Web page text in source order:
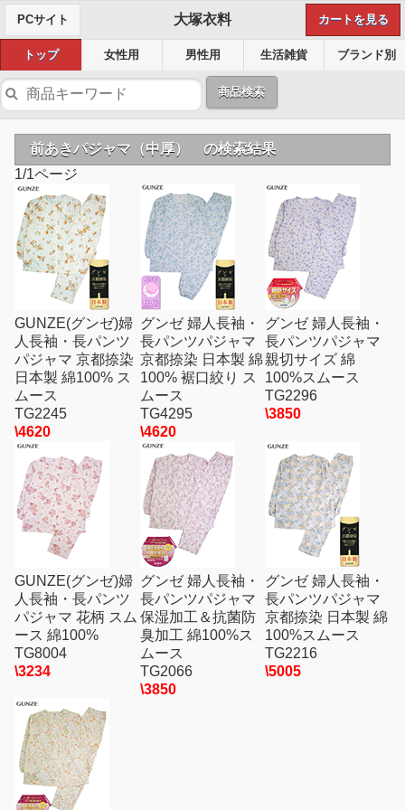
PCサイト 大塚衣料 カートを見る
トップ 女性用 男性用 生活雑貨 ブランド別
商品検索
前あきパジャマ（中厚） の検索結果
1/1ページ
GUNZE(グンゼ)婦
人長袖・長パンツ
パジャマ 京都捺染
日本製 綿100% ス
ムース
TG2245
\4620
グンゼ 婦人長袖・
長パンツパジャマ
京都捺染 日本製 綿
100% 裾口絞り ス
ムース
TG4295
\4620
グンゼ 婦人長袖・
長パンツパジャマ
親切サイズ 綿
100%スムース
TG2296
\3850
GUNZE(グンゼ)婦
人長袖・長パンツ
パジャマ 花柄 スム
ース 綿100%
TG8004
\3234
グンゼ 婦人長袖・
長パンツパジャマ
保湿加工＆抗菌防
臭加工 綿100%ス
ムース
TG2066
\3850
グンゼ 婦人長袖・
長パンツパジャマ
京都捺染 日本製 綿
100%スムース
TG2216
\5005